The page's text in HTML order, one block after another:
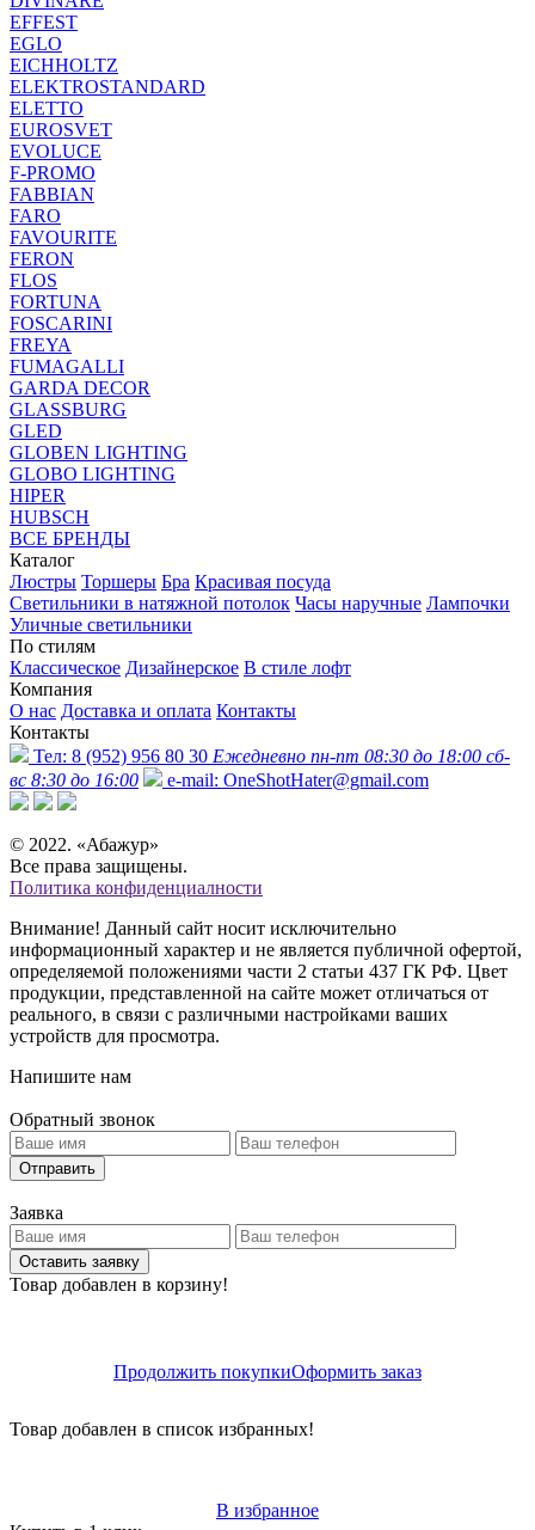
EFFEST
EGLO
EICHHOLTZ
ELEKTROSTANDARD
ELETTO
EUROSVET
EVOLUCE
F-PROMO
FABBIAN
FARO
FAVOURITE
FERON
FLOS
FORTUNA
FOSCARINI
FREYA
FUMAGALLI
GARDA DECOR
GLASSBURG
GLED
GLOBEN LIGHTING
GLOBO LIGHTING
HIPER
HUBSCH
ВСЕ БРЕНДЫ
Каталог
Люстры Торшеры Бра Красивая посуда
Светильники в натяжной потолок Часы наручные Лампочки
Уличные светильники
По стилям
Классическое Дизайнерское В стиле лофт
Компания
О нас Доставка и оплата Контакты
Контакты
Тел: 8 (952) 956 80 30 Ежедневно пн-пт 08:30 до 18:00 сб-
вс 8:30 до 16:00
e-mail: OneShotHater@gmail.com
© 2022. «Абажур»
Все права защищены.
Политика конфиденциалности
Внимание! Данный сайт носит исключительно
информационный характер и не является публичной офертой,
определяемой положениями части 2 статьи 437 ГК РФ. Цвет
продукции, представленной на сайте может отличаться от
реального, в связи с различными настройками ваших
устройств для просмотра.
Напишите нам
Обратный звонок
Отправить
Заявка
Оставить заявку
Товар добавлен в корзину!
Продолжить покупкиОформить заказ
Товар добавлен в список избранных!
В избранное